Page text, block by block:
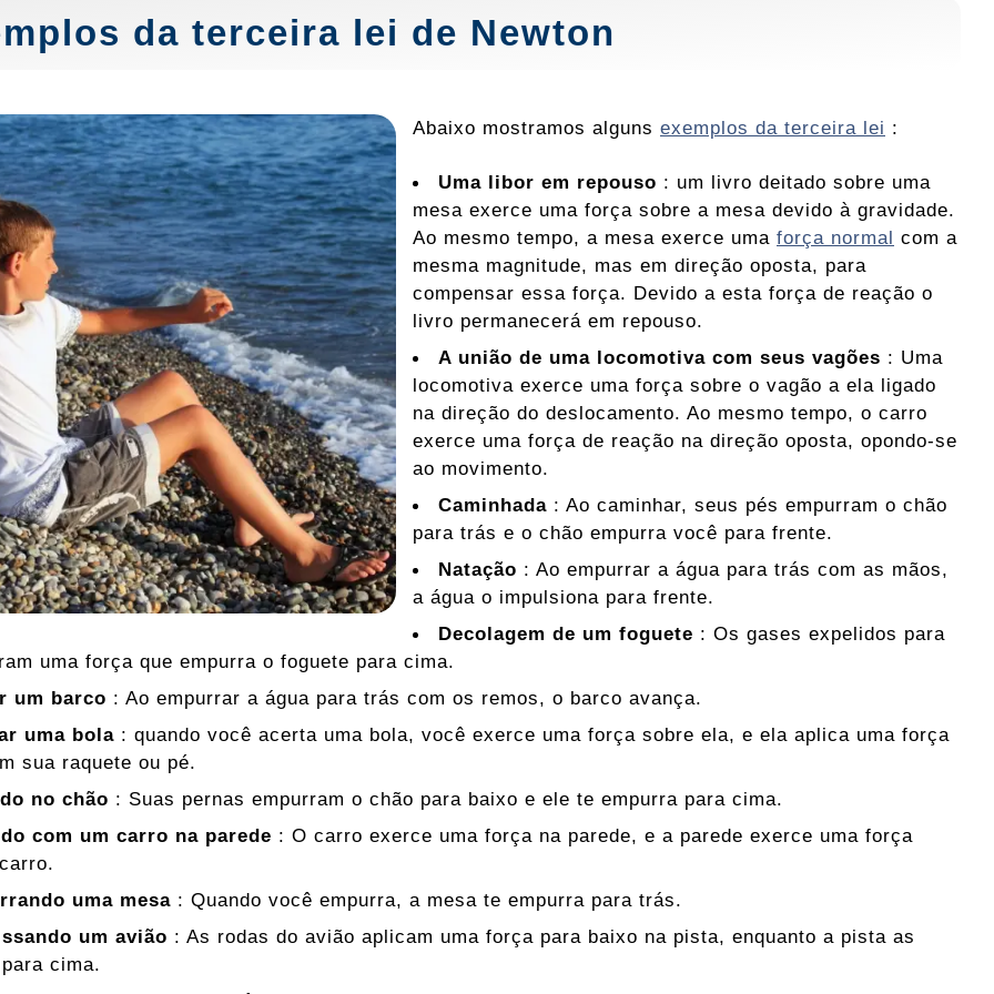
da terceira lei de Newton
Abaixo mostramos alguns exemplos da terceira lei :
Uma libor em repouso : um livro deitado sobre uma
mesa exerce uma força sobre a mesa devido à gravidade.
Ao mesmo tempo, a mesa exerce uma força normal com a
mesma magnitude, mas em direção oposta, para
compensar essa força. Devido a esta força de reação o
livro permanecerá em repouso.
A união de uma locomotiva com seus vagões : Uma
locomotiva exerce uma força sobre o vagão a ela ligado
na direção do deslocamento. Ao mesmo tempo, o carro
exerce uma força de reação na direção oposta, opondo-se
ao movimento.
Caminhada : Ao caminhar, seus pés empurram o chão
para trás e o chão empurra você para frente.
Natação : Ao empurrar a água para trás com as mãos,
a água o impulsiona para frente.
Decolagem de um foguete : Os gases expelidos para
uma força que empurra o foguete para cima.
um barco : Ao empurrar a água para trás com os remos, o barco avança.
uma bola : quando você acerta uma bola, você exerce uma força sobre ela, e ela aplica uma força
sua raquete ou pé.
no chão : Suas pernas empurram o chão para baixo e ele te empurra para cima.
com um carro na parede : O carro exerce uma força na parede, e a parede exerce uma força
uma mesa : Quando você empurra, a mesa te empurra para trás.
um avião : As rodas do avião aplicam uma força para baixo na pista, enquanto a pista as
cima.